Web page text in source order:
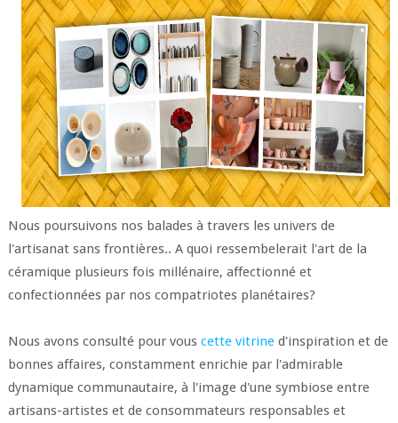
Nous poursuivons nos balades à travers les univers de
l'artisanat sans frontières.. A quoi ressembelerait l'art de la
céramique plusieurs fois millénaire, affectionné et
confectionnées par nos compatriotes planétaires?
Nous avons consulté pour vous cette vitrined'inspiration et de
bonnes affaires, constamment enrichie par l'admirable
dynamique communautaire, à l'image d'une symbiose entre
artisans-artistes et de consommateurs responsables et